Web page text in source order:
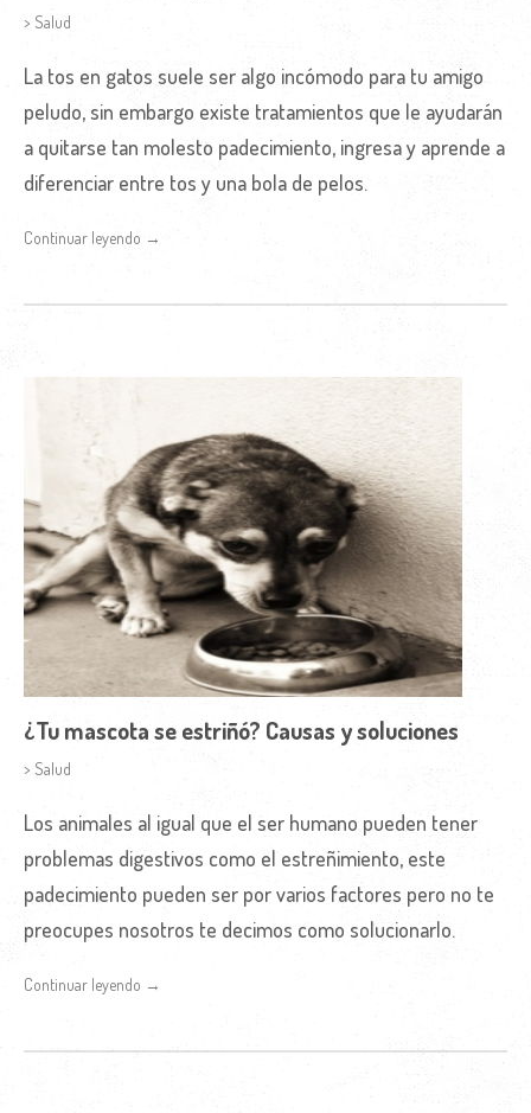
> Salud
La tos en gatos suele ser algo incómodo para tu amigo
peludo, sin embargo existe tratamientos que le ayudarán
a quitarse tan molesto padecimiento, ingresa y aprende a
diferenciar entre tos y una bola de pelos.
Continuar leyendo →
¿Tu mascota se estriñó? Causas y soluciones
> Salud
Los animales al igual que el ser humano pueden tener
problemas digestivos como el estreñimiento, este
padecimiento pueden ser por varios factores pero no te
preocupes nosotros te decimos como solucionarlo.
Continuar leyendo →